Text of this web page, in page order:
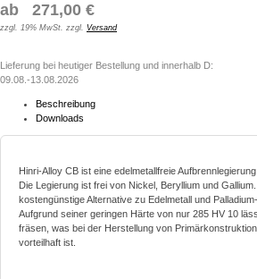
ab 271,00 €
zzgl. 19% MwSt. zzgl. Versand
Lieferung bei heutiger Bestellung und innerhalb D:
09.08.-13.08.2026
Beschreibung
Downloads
Hinri-Alloy CB ist eine edelmetallfreie
Die Legierung ist frei von Nickel, Beryllium und
kostengünstige Alternative zu Edelmetall und
Aufgrund seiner geringen Härte von nur 285 HV 10
fräsen, was bei der Herstellung von
vorteilhaft ist.